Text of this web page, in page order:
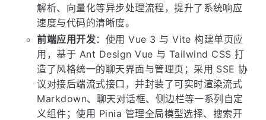
解析、向量化等异步处理流程，提升了系统响应
速度与代码的清晰度。
前端应用开发：使用 Vue 3 与 Vite 构建单页应
用，基于 Ant Design Vue 与 Tailwind CSS 打
造了风格统一的聊天界面与管理页；采用 SSE 协
议对接后端流式接口，并封装了可实时渲染流式
Markdown、聊天对话框、侧边栏等一系列自定
义组件；使用 Pinia 管理全局模型选择、搜索开